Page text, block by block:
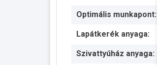
Optimális munkapont:
Lapátkerék anyaga:
Szivattyúház anyaga: